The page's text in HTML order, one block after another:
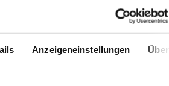
Anzeigeneinstellungen
i
s